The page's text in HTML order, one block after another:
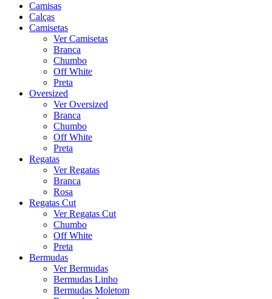
Camisas
Calças
Camisetas
Ver Camisetas
Branca
Chumbo
Off White
Preta
Oversized
Ver Oversized
Branca
Chumbo
Off White
Preta
Regatas
Ver Regatas
Branca
Rosa
Regatas Cut
Ver Regatas Cut
Chumbo
Off White
Preta
Bermudas
Ver Bermudas
Bermudas Linho
Bermudas Moletom